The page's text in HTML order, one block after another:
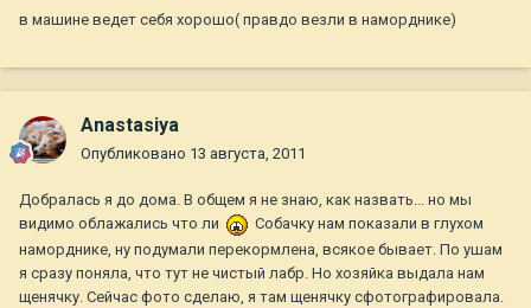
в машине ведет себя хорошо( правдо везли в наморднике)
Anastasiya
Опубликовано 13 августа, 2011
Добралась я до дома. В общем я не знаю, как назвать... но мы
видимо облажались что ли
Собачку нам показали в глухом
наморднике, ну подумали перекормлена, всякое бывает. По ушам
я сразу поняла, что тут не чистый лабр. Но хозяйка выдала нам
щенячку. Сейчас фото сделаю, я там щенячку сфотографировала.